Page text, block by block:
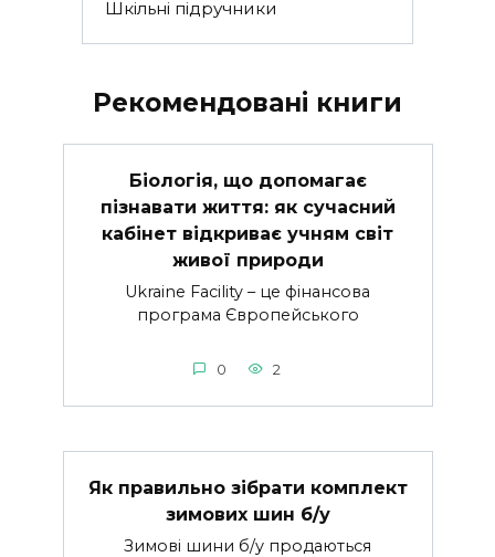
Шкільні підручники
Рекомендовані книги
Біологія, що допомагає
пізнавати життя: як сучасний
кабінет відкриває учням світ
живої природи
Ukraine Facility – це фінансова
програма Європейського
0 2
Як правильно зібрати комплект
зимових шин б/у
Зимові шини б/у продаються